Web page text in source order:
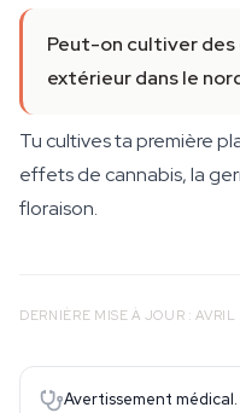
Peut-on cultiver des
extérieur dans le
Tu cultives ta première
effets de cannabis, la
floraison.
DERNIÈRE MISE À JOUR :
Avertissement médical.